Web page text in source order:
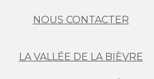
NOUS CONTACTER
LA VALLÉE DE LA BIÈVRE